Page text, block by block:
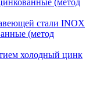
(метод
стали INOX
(метод
холодный цинк